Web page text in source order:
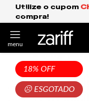
Frete
anterior
18% OFF
☹ ESGOTADO